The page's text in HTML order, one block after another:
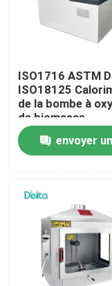
À propos de nous
Contrôle de la
Nous contacter
Demandez un
Équipement
Matériel d'essai
ISO1716 ASTM
ISO18125
de la bombe à
de biomasse
Calorimètre de la
valeur calorifique
charbon
envoyer